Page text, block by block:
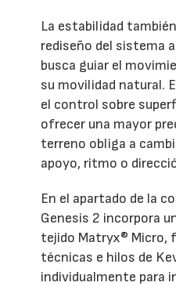
La estabilidad
rediseño del sistema
busca guiar el
su movilidad natural.
el control sobre
ofrecer una mayor
terreno obliga a
apoyo, ritmo o
En el apartado de la
Genesis 2 incorpora
tejido Matryx® Micro,
técnicas e hilos de
individualmente para